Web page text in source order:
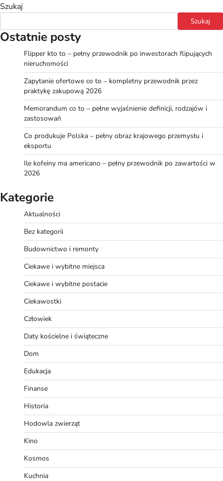
Szukaj
Szukaj
Ostatnie posty
Flipper kto to – pełny przewodnik po inwestorach flipujących
nieruchomości
Zapytanie ofertowe co to – kompletny przewodnik przez
praktykę zakupową 2026
Memorandum co to – pełne wyjaśnienie definicji, rodzajów i
zastosowań
Co produkuje Polska – pełny obraz krajowego przemysłu i
eksportu
Ile kofeiny ma americano – pełny przewodnik po zawartości w
2026
Kategorie
Aktualności
Bez kategorii
Budownictwo i remonty
Ciekawe i wybitne miejsca
Ciekawe i wybitne postacie
Ciekawostki
Człowiek
Daty kościelne i świąteczne
Dom
Edukacja
Finanse
Historia
Hodowla zwierząt
Kino
Kosmos
Kuchnia